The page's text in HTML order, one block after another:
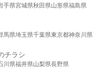
手県宮城県秋田県山形県福島県
馬県埼玉県千葉県東京都神奈川県
チラシ
川県福井県山梨県長野県